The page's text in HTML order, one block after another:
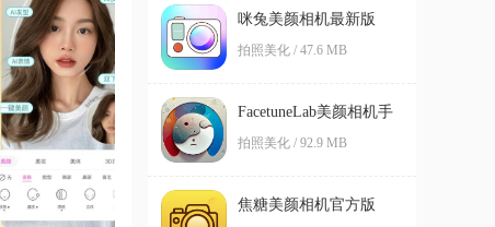
咪兔美颜相机最新版
拍照美化 / 47.6 MB
FacetuneLab美颜相机手
机版
拍照美化 / 92.9 MB
焦糖美颜相机官方版